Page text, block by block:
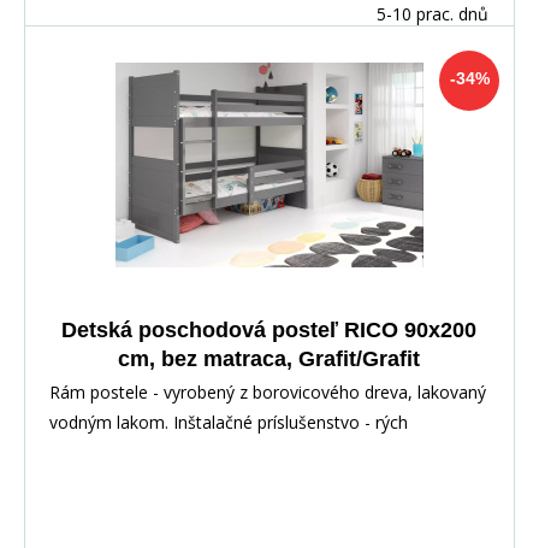
5-10 prac. dnů
-34%
Detská poschodová posteľ RICO 90x200
cm, bez matraca, Grafit/Grafit
Rám postele - vyrobený z borovicového dreva, lakovaný
vodným lakom. Inštalačné príslušenstvo - rých